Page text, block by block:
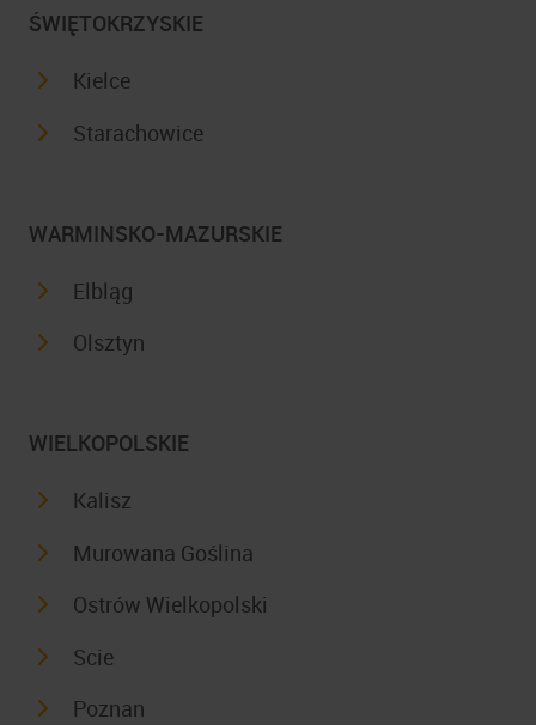
ŚWIĘTOKRZYSKIE
Kielce
Starachowice
WARMINSKO-MAZURSKIE
Elbląg
Olsztyn
WIELKOPOLSKIE
Kalisz
Murowana Goślina
Ostrów Wielkopolski
Scie
Poznan